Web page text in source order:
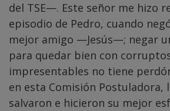
del TSE—. Este señor me hizo
episodio de Pedro, cuando
mejor amigo —Jesús—; negar
para quedar bien con
impresentables no tiene
en esta Comisión Postuladora,
salvaron e hicieron su mejor